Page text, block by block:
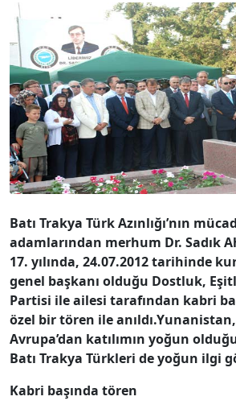
Batı Trakya Türk Azınlığı’nın
adamlarından merhum Dr. Sadık
17. yılında, 24.07.2012 tarihinde
genel başkanı olduğu Dostluk,
Partisi ile ailesi tarafından kabri
özel bir tören ile
Avrupa’dan katılımın yoğun
Batı Trakya Türkleri de yoğun ilgi
Kabri başında tören